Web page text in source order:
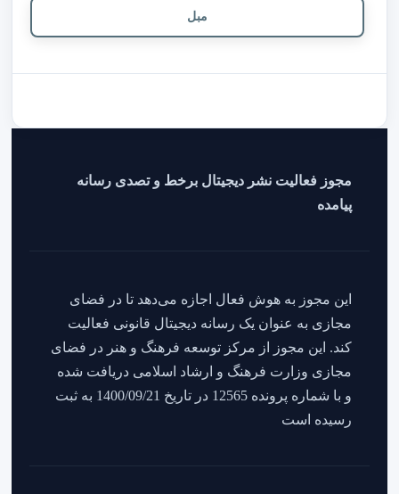
مبل
مجوز فعالیت نشر دیجیتال برخط و تصدی رسانه
پیامده
این مجوز به هوش فعال اجازه می‌دهد تا در فضای
مجازی به عنوان یک رسانه دیجیتال قانونی فعالیت
کند. این مجوز از مرکز توسعه فرهنگ و هنر در فضای
مجازی وزارت فرهنگ و ارشاد اسلامی دریافت شده
و با شماره پرونده 12565 در تاریخ 1400/09/21 به ثبت
رسیده است